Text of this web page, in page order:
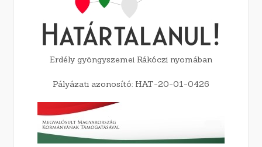
Erdély gyöngyszemei Rákóczi nyomában
Pályázati azonosító: HAT-20-01-0426